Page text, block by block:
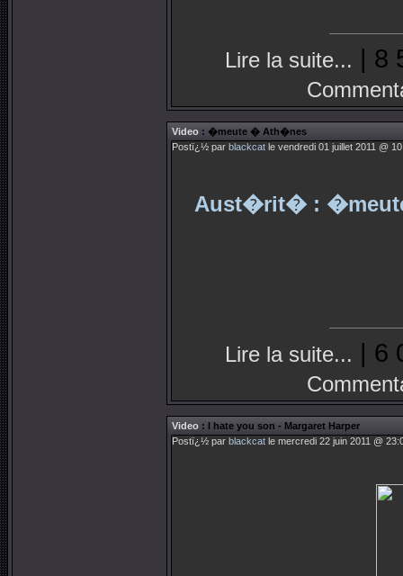
Lire la suite... | 8
Video : �meute � Ath�nes
Postï¿½ par blackcat le vendredi 01 juillet 2011 @
Aust�rit� :
Lire la suite... | 6
Video : I hate you son - Margaret Harper
Postï¿½ par blackcat le mercredi 22 juin 2011 @